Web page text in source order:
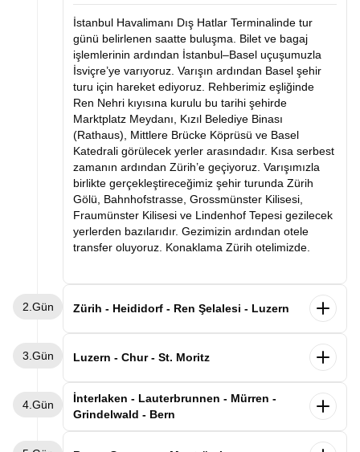
İstanbul Havalimanı Dış Hatlar Terminalinde tur
günü belirlenen saatte buluşma. Bilet ve bagaj
işlemlerinin ardından İstanbul–Basel uçuşumuzla
İsviçre’ye varıyoruz. Varışın ardından Basel şehir
turu için hareket ediyoruz. Rehberimiz eşliğinde
Ren Nehri kıyısına kurulu bu tarihi şehirde
Marktplatz Meydanı, Kızıl Belediye Binası
(Rathaus), Mittlere Brücke Köprüsü ve Basel
Katedrali görülecek yerler arasındadır. Kısa serbest
zamanın ardından Zürih’e geçiyoruz. Varışımızla
birlikte gerçekleştireceğimiz şehir turunda Zürih
Gölü, Bahnhofstrasse, Grossmünster Kilisesi,
Fraumünster Kilisesi ve Lindenhof Tepesi gezilecek
yerlerden bazılarıdır. Gezimizin ardından otele
transfer oluyoruz. Konaklama Zürih otelimizde.
2.Gün Zürih - Heididorf - Ren Şelalesi - Luzern
Köyü’ne (Heididorf) doğru yola çıkıyoruz.
Çocukluğumuzun sevilen çizgi filmi Heidi’nin geçtiği
müzesi bizleri bekliyor. Gezimizin ardından
Avrupa’nın en büyük şelalesi olan Ren Şelalesi
3.Gün Luzern - Chur - St. Moritz
Sabah kahvaltısının ardından Luzern şehir
turumuzu gerçekleştiriyoruz. Göl kıyısında kurulu
bu zarif şehirde Ahşap Şapel Köprüsü
4.Gün
İnterlaken - Lauterbrunnen - Mürren -
Grindelwald - Bern